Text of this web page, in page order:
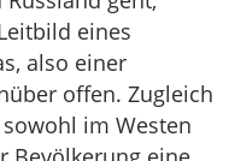
eines
also einer
offen. Zugleich
im Westen